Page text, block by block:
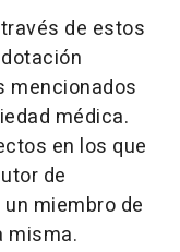
de estos
mencionados
médica.
en los que
de
miembro de
misma.